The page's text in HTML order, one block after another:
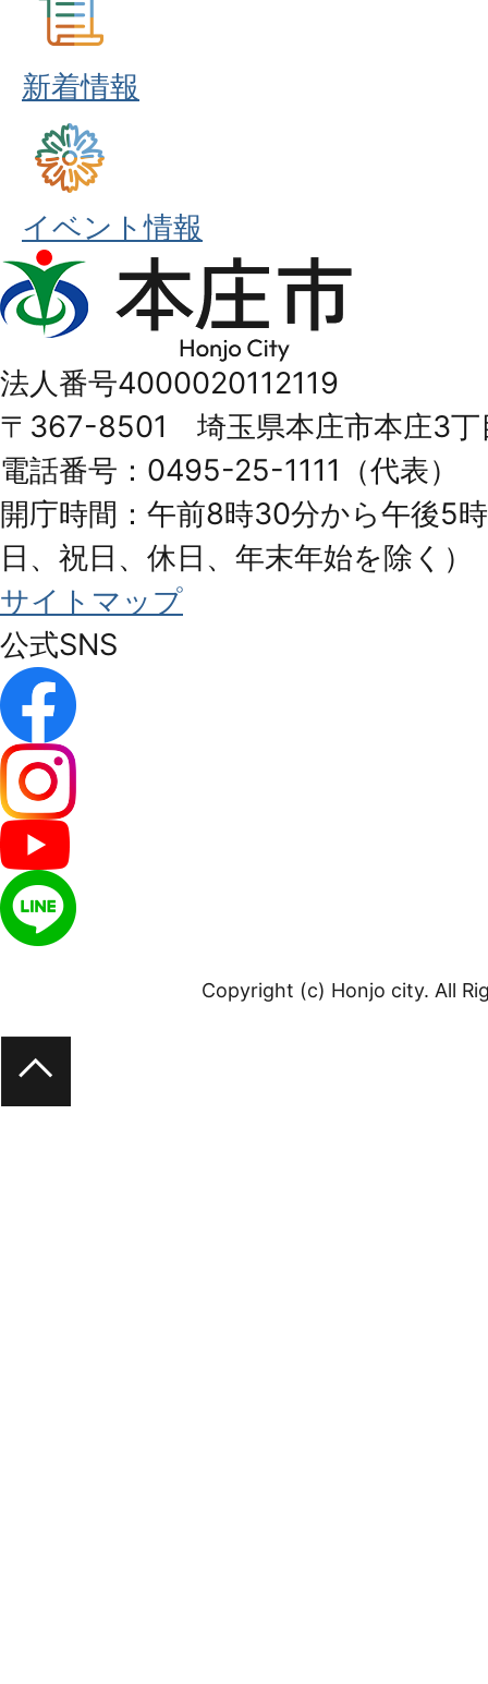
新着情報
イベント情報
本
庄
Honjo
City
法人番号4000020112119
〒367-8501 埼玉県本庄市本庄3丁
電話番号：0495-25-1111（代表）
開庁時間：午前8時30分から午後5
日、祝日、休日、年末年始を除く）
サイトマップ
公式SNS
Copyright (c) Honjo city. All